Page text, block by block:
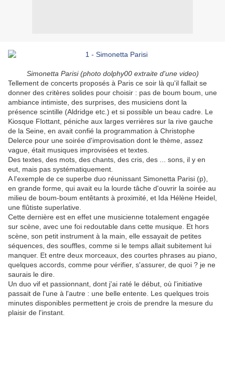
Simonetta Parisi (photo dolphy00 extraite d'une video)
Tellement de concerts proposés à Paris ce soir là qu'il fallait se
donner des critères solides pour choisir : pas de boum boum, une
ambiance intimiste, des surprises, des musiciens dont la
présence scintille (Aldridge etc.) et si possible un beau cadre. Le
Kiosque Flottant, péniche aux larges verrières sur la rive gauche
de la Seine, en avait confié la programmation à Christophe
Delerce pour une soirée d'improvisation dont le thème, assez
vague, était musiques improvisées et textes.
Des textes, des mots, des chants, des cris, des ... sons, il y en
eut, mais pas systématiquement.
A l'exemple de ce superbe duo réunissant Simonetta Parisi (p),
en grande forme, qui avait eu la lourde tâche d'ouvrir la soirée au
milieu de boum-boum entêtants à proximité, et Ida Hélène Heidel,
une flûtiste superlative.
Cette dernière est en effet une musicienne totalement engagée
sur scène, avec une foi redoutable dans cette musique. Et hors
scène, son petit instrument à la main, elle essayait de petites
séquences, des souffles, comme si le temps allait subitement lui
manquer. Et entre deux morceaux, des courtes phrases au piano,
quelques accords, comme pour vérifier, s'assurer, de quoi ? je ne
saurais le dire.
Un duo vif et passionnant, dont j'ai raté le début, où l'initiative
passait de l'une à l'autre : une belle entente. Les quelques trois
minutes disponibles permettent je crois de prendre la mesure du
plaisir de l'instant.